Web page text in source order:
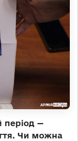
період —
Чи можна